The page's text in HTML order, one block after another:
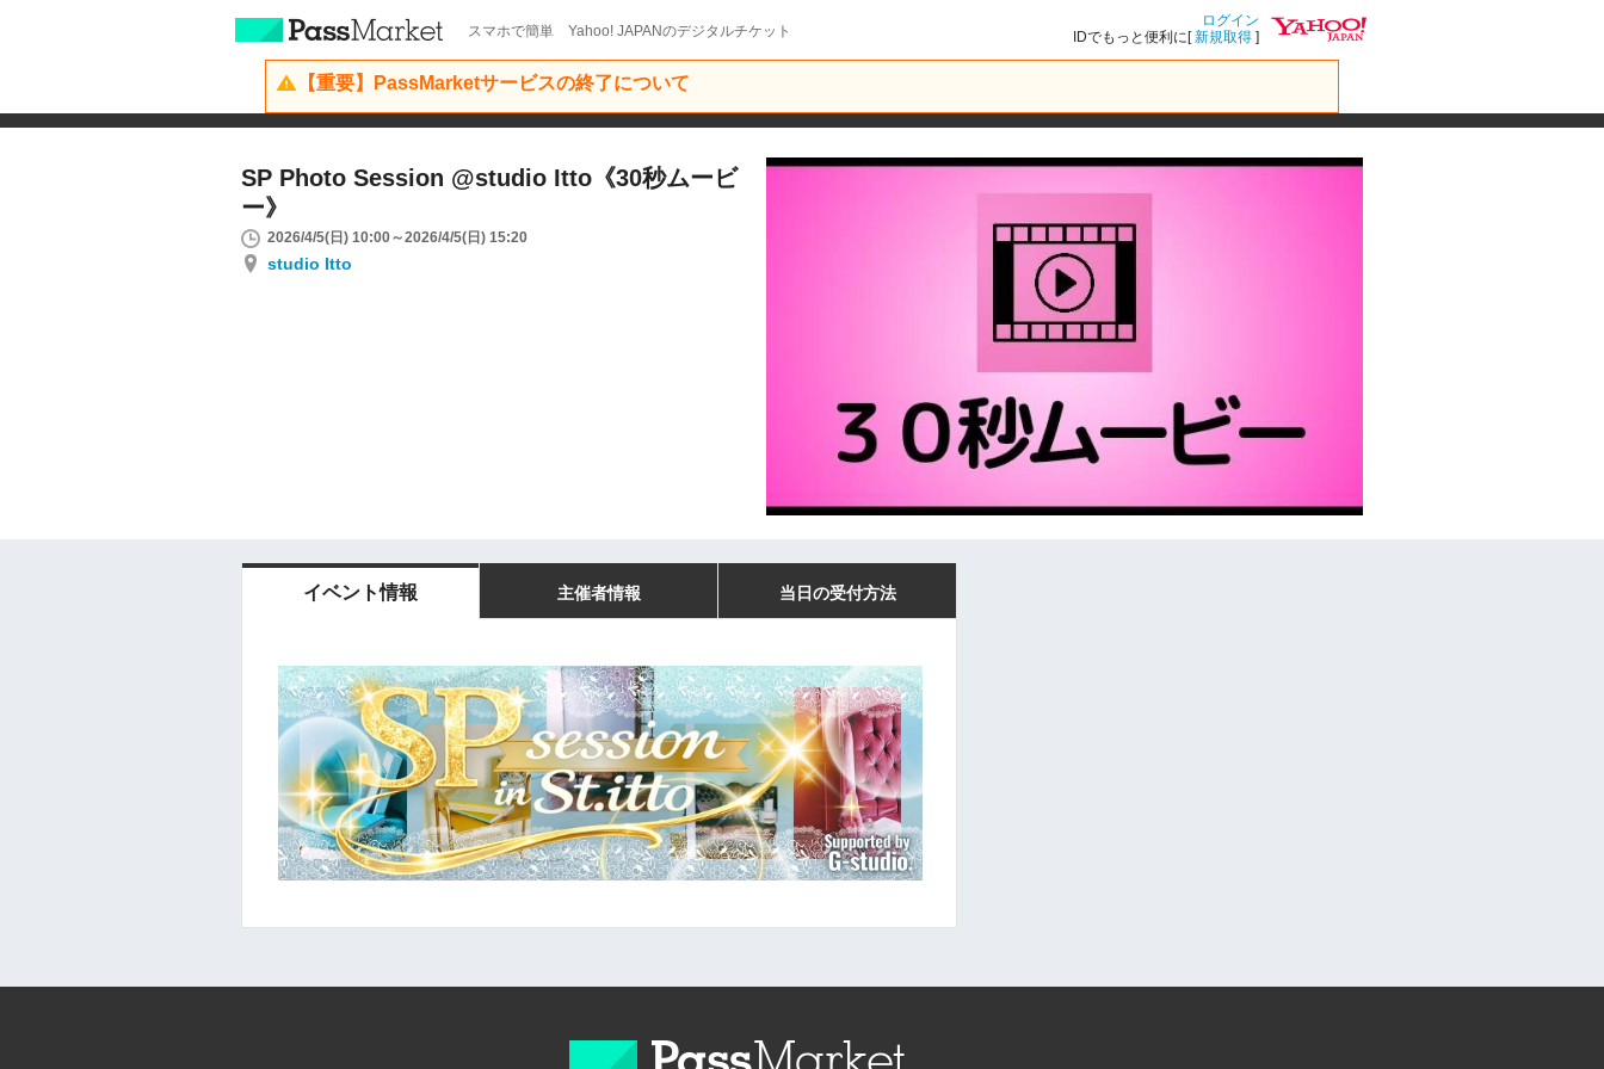
スマホで簡単 Yahoo! JAPANのデジタルチケット
ログイン
IDでもっと便利に[新規取得 ]
【重要】PassMarketサービスの終了について
SP Photo Session @studio Itto《30秒ムービ
ー》
2026/4/5(日) 10:00～2026/4/5(日) 15:20
studio Itto
イベント情報 主催者情報 当日の受付方法